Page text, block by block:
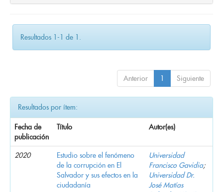
Resultados 1-1 de 1.
Anterior 1 Siguiente
Resultados por ítem:
Fecha de
publicación
Título Autor(es)
2020
Estudio sobre el fenómeno
de la corrupción en El
Salvador y sus efectos en la
ciudadanía
Universidad
Francisco Gavidia;
Universidad Dr.
José Matías